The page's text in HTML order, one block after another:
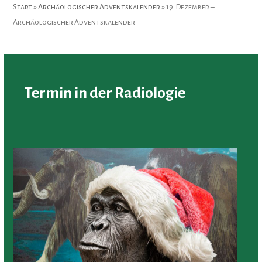
Start »Archäologischer Adventskalender »19. Dezember –
Archäologischer Adventskalender
Termin in der Radiologie